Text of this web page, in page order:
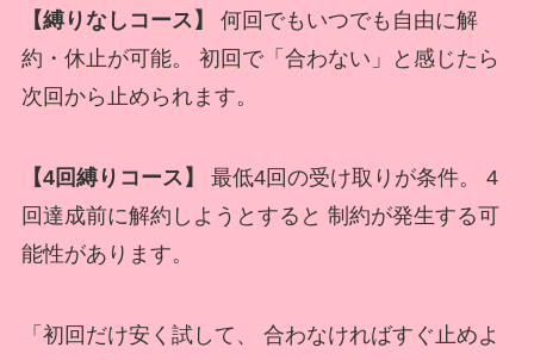
【縛りなしコース】
何回でもいつでも自由に解
約・休止が可能。 初回で「合わない」と感じたら
次回から止められます。
【4回縛りコース】
最低4回の受け取りが条件。 4
回達成前に解約しようとすると 制約が発生する可
能性があります。
「初回だけ安く試して、 合わなければすぐ止めよ